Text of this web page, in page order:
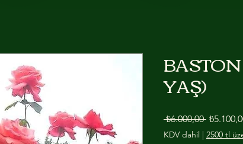
YAŞ)
₺6.000,00 Normal
KDV dahil | 2500 tl